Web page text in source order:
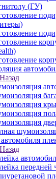
(ГУ)
Назад
Назад
передней